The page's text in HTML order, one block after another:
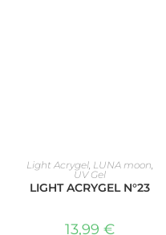
IN DEN WARENKORB
Light Acrygel LUNA moon
UV Gel
LIGHT ACRYGEL N°23
13,99 €